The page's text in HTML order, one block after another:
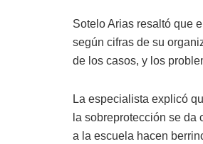
Sotelo Arias resaltó que
según cifras de su
de los casos, y los
La especialista explicó
la sobreprotección se
a la escuela hacen